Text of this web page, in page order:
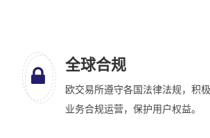
全球合规
欧交易所遵守各国法律法规，积
业务合规运营，保护用户权益。